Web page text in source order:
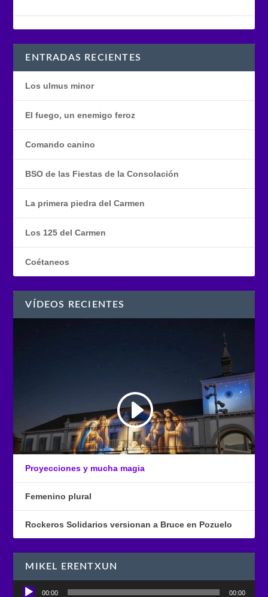
ENTRADAS RECIENTES
Los ulmus minor
El fuego, un enemigo feroz
Comando canino
BSO de las Fiestas de la Consolación
La primera piedra del Carmen
Los 125 del Carmen
Coétaneos
VÍDEOS RECIENTES
Proyecciones y mucha magia
Femenino plural
Rockeros Solidarios versionan a Bruce en Pozuelo
MIKEL ERENTXUN
Reproductor
00:00 00:00